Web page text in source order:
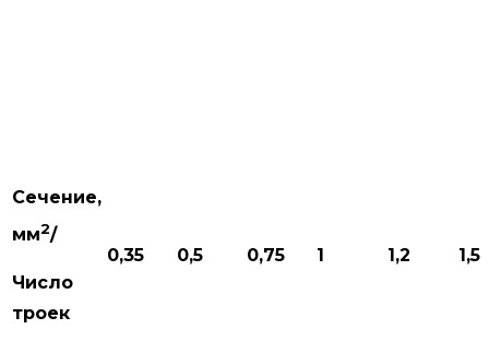
Сечение,
мм2/
Число
троек
0,35 0,5 0,75 1 1,2 1,5